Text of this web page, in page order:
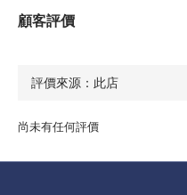
顧客評價
尚未有任何評價